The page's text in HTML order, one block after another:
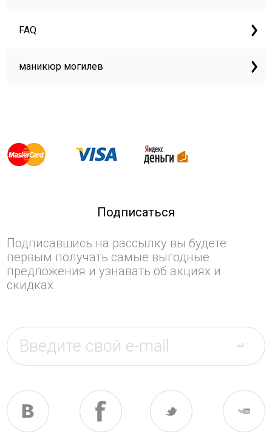
FAQ
маникюр могилев
Подписаться
Подписавшись на рассылку вы будете
первым получать самые выгодные
предложения и узнавать об акциях и
скидках.